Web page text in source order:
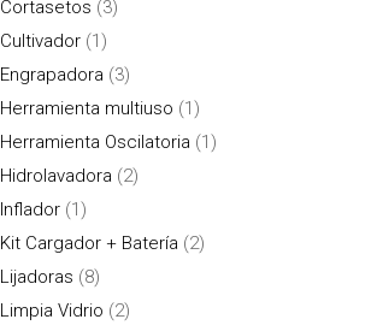
Cortasetos (3)
Cultivador (1)
Engrapadora (3)
Herramienta multiuso (1)
Herramienta Oscilatoria (1)
Hidrolavadora (2)
Inflador (1)
Kit Cargador + Batería (2)
Lijadoras (8)
Limpia Vidrio (2)